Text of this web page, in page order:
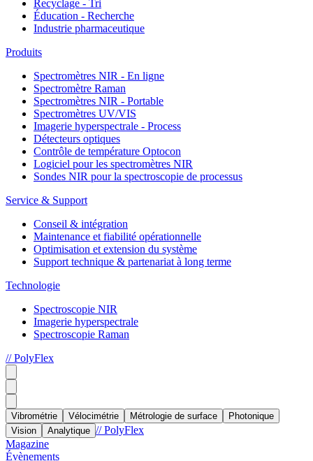
Recyclage - Tri
Éducation - Recherche
Industrie pharmaceutique
Produits
Spectromètres NIR - En ligne
Spectromètre Raman
Spectromètres NIR - Portable
Spectromètres UV/VIS
Imagerie hyperspectrale - Process
Détecteurs optiques
Contrôle de température Optocon
Logiciel pour les spectromètres NIR
Sondes NIR pour la spectroscopie de processus
Service & Support
Conseil & intégration
Maintenance et fiabilité opérationnelle
Optimisation et extension du système
Support technique & partenariat à long terme
Technologie
Spectroscopie NIR
Imagerie hyperspectrale
Spectroscopie Raman
// PolyFlex
Vibrométrie Vélocimétrie Métrologie de surface
Photonique
Vision
Analytique // PolyFlex
Magazine
Évènements